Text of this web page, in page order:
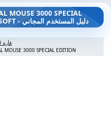
MOUSE 3000 SPECIAL
EDITION - فأرة لاسلكية MICROSOFT - دليل المستخدم المجاني
فأرة
MOUSE 3000 SPECIAL EDITION